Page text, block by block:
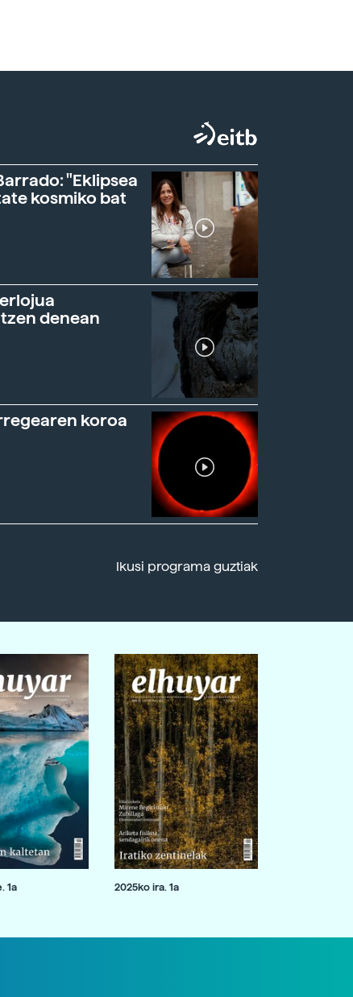
"Eklipsea
kosmiko bat
denean
koroa
Ikusi programa guztiak
1a 2025ko ira. 1a